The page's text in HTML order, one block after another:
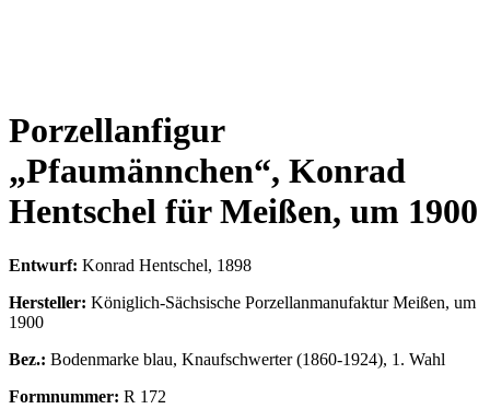
Porzellanfigur
„Pfaumännchen“, Konrad
Hentschel für Meißen, um 1900
Entwurf: Konrad Hentschel, 1898
Hersteller: Königlich-Sächsische Porzellanmanufaktur Meißen, um
1900
Bez.: Bodenmarke blau, Knaufschwerter (1860-1924), 1. Wahl
Formnummer: R 172